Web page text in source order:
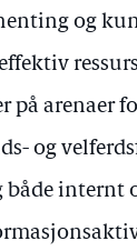
og
på arenaer
og
internt